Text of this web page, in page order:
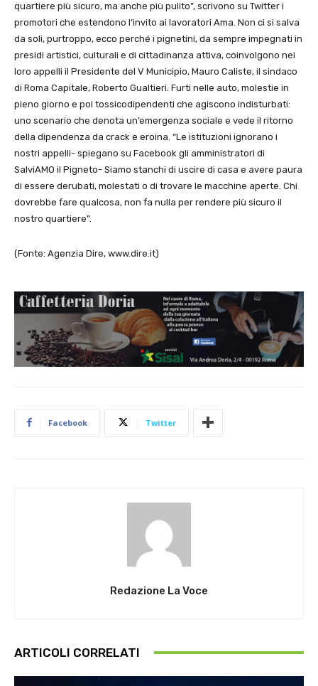
quartiere più sicuro, ma anche più pulito”, scrivono su Twitter i
promotori che estendono l’invito ai lavoratori Ama. Non ci si salva
da soli, purtroppo, ecco perché i pignetini, da sempre impegnati in
presidi artistici, culturali e di cittadinanza attiva, coinvolgono nei
loro appelli il Presidente del V Municipio, Mauro Caliste, il sindaco
di Roma Capitale, Roberto Gualtieri. Furti nelle auto, molestie in
pieno giorno e poi tossicodipendenti che agiscono indisturbati:
uno scenario che denota un’emergenza sociale e vede il ritorno
della dipendenza da crack e eroina. “Le istituzioni ignorano i
nostri appelli- spiegano su Facebook gli amministratori di
SalviAMO il Pigneto- Siamo stanchi di uscire di casa e avere paura
di essere derubati, molestati o di trovare le macchine aperte. Chi
dovrebbe fare qualcosa, non fa nulla per rendere più sicuro il
nostro quartiere”.
(Fonte: Agenzia Dire, www.dire.it)
Facebook Twitter
Redazione La Voce
ARTICOLI CORRELATI